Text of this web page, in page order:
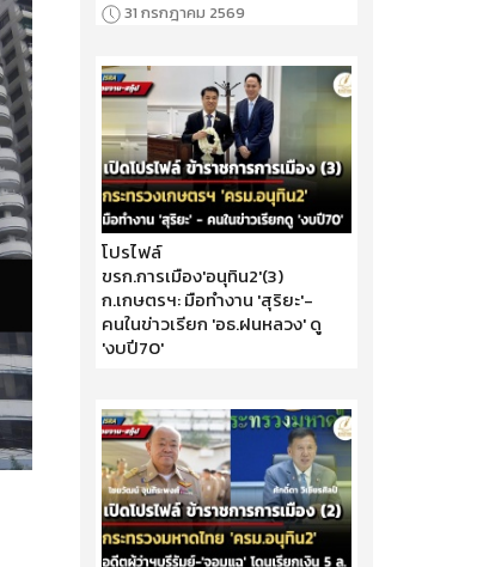
31 กรกฎาคม 2569
โปรไฟล์
ขรก.การเมือง'อนุทิน2'(3)
ก.เกษตรฯ: มือทำงาน 'สุริยะ'-
คนในข่าวเรียก 'อธ.ฝนหลวง' ดู
'งบปี70'